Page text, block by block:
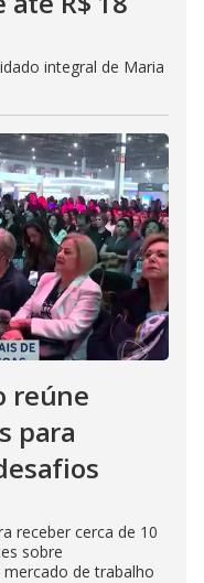
integral de Maria
reúne
para
receber cerca de 10
sobre
de trabalho